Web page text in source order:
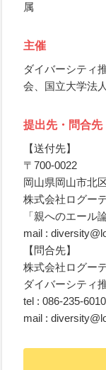
属
主催
ダイバーシティ
会、国立大学法
提出先・問合先
【送付先】
〒700-0022
岡山県岡山市北
株式会社ログー
「親へのエール
mail :
【問合先】
株式会社ログー
ダイバーシティ
tel : 086-235-
mail :